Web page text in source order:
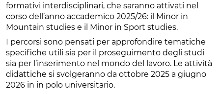
formativi interdisciplinari, che saranno attivati nel
corso dell’anno accademico 2025/26: il Minor in
Mountain studies e il Minor in Sport studies.
I percorsi sono pensati per approfondire tematiche
specifiche utili sia per il proseguimento degli studi
sia per l’inserimento nel mondo del lavoro. Le attività
didattiche si svolgeranno da ottobre 2025 a giugno
2026 in in polo universitario.